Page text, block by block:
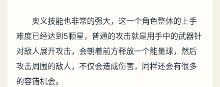
奥义技能也非常的强大，这一个角色整体的上手
难度已经达到5颗星，普通的攻击就是用手中的武器针
对敌人展开攻击，会朝着前方释放一个能量球，然后
攻击周围的敌人，不仅会造成伤害，同样还会有很多
的容错机会。